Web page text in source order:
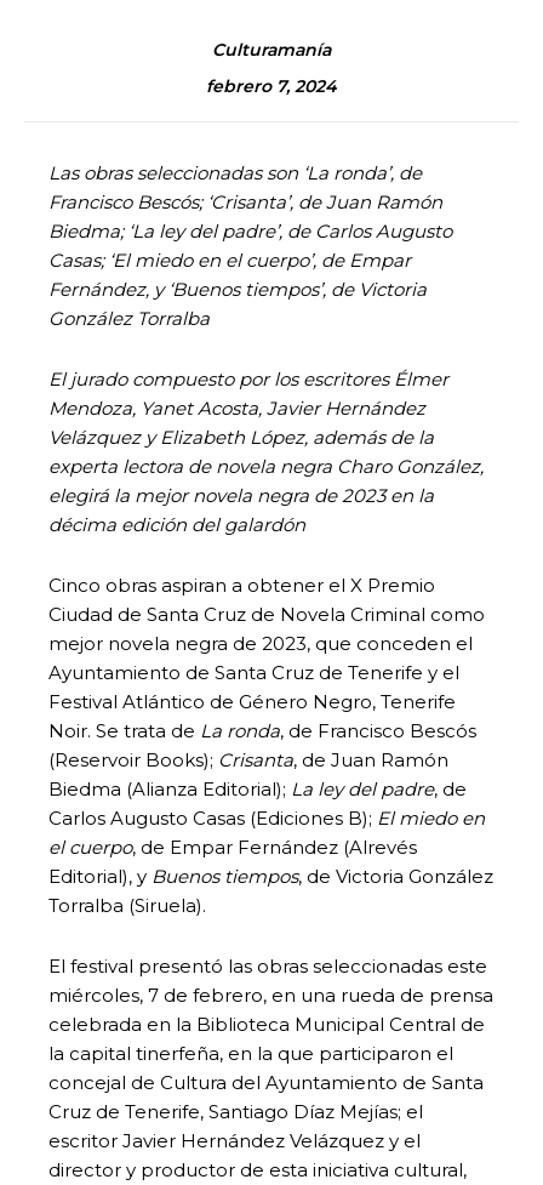
Culturamanía
febrero 7, 2024
Las obras seleccionadas son ‘La ronda’, de
Francisco Bescós; ‘Crisanta’, de Juan Ramón
Biedma; ‘La ley del padre’, de Carlos Augusto
Casas; ‘El miedo en el cuerpo’, de Empar
Fernández, y ‘Buenos tiempos’, de Victoria
González Torralba
El jurado compuesto por los escritores Élmer
Mendoza, Yanet Acosta, Javier Hernández
Velázquez y Elizabeth López, además de la
experta lectora de novela negra Charo González,
elegirá la mejor novela negra de 2023 en la
décima edición del galardón
Cinco obras aspiran a obtener el X Premio
Ciudad de Santa Cruz de Novela Criminal como
mejor novela negra de 2023, que conceden el
Ayuntamiento de Santa Cruz de Tenerife y el
Festival Atlántico de Género Negro, Tenerife
Noir. Se trata de La ronda, de Francisco Bescós
(Reservoir Books); Crisanta, de Juan Ramón
Biedma (Alianza Editorial); La ley del padre, de
Carlos Augusto Casas (Ediciones B); El miedo en
el cuerpo, de Empar Fernández (Alrevés
Editorial), y Buenos tiempos, de Victoria González
Torralba (Siruela).
El festival presentó las obras seleccionadas este
miércoles, 7 de febrero, en una rueda de prensa
celebrada en la Biblioteca Municipal Central de
la capital tinerfeña, en la que participaron el
concejal de Cultura del Ayuntamiento de Santa
Cruz de Tenerife, Santiago Díaz Mejías; el
escritor Javier Hernández Velázquez y el
director y productor de esta iniciativa cultural,